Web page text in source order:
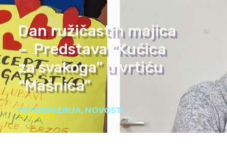
Dan ružičastih majica
– Predstava “Kućica
za svakoga” u vrtiću
“Mašnica”
FOTOGALERIJA,NOVOSTI
26.02.2025